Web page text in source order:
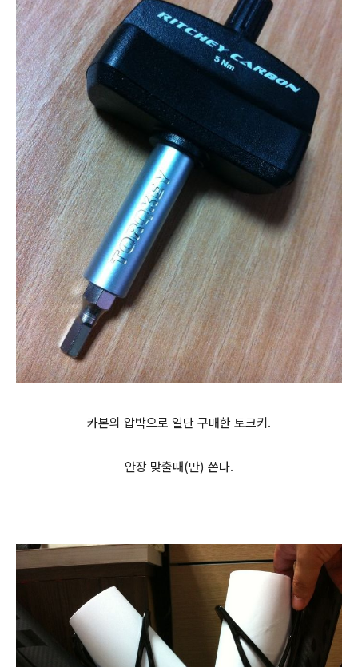
카본의 압박으로 일단 구매한 토크키.
안장 맞출때(만) 쓴다.